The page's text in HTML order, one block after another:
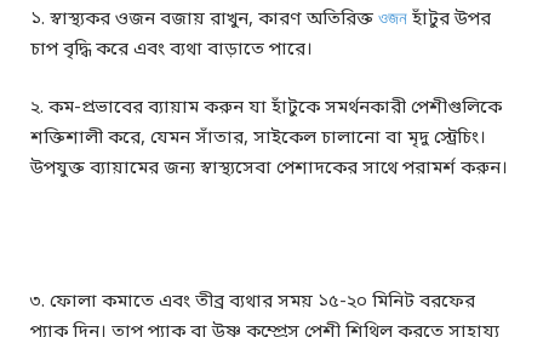
১. স্বাস্থ্যকর ওজন বজায় রাখুন, কারণ অতিরিক্ত ওজন হাঁটুর উপর
চাপ বৃদ্ধি করে এবং ব্যথা বাড়াতে পারে।
২. কম-প্রভাবের ব্যায়াম করুন যা হাঁটুকে সমর্থনকারী পেশীগুলিকে
শক্তিশালী করে, যেমন সাঁতার, সাইকেল চালানো বা মৃদু স্ট্রেচিং।
উপযুক্ত ব্যায়ামের জন্য স্বাস্থ্যসেবা পেশাদকের সাথে পরামর্শ করুন।
৩. ফোলা কমাতে এবং তীব্র ব্যথার সময় ১৫-২০ মিনিট বরফের